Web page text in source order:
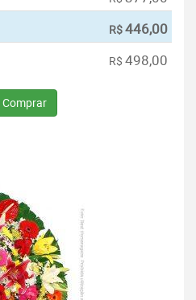
R$446,00
R$ 498,00
Comprar